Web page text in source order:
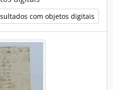
com objetos digitais